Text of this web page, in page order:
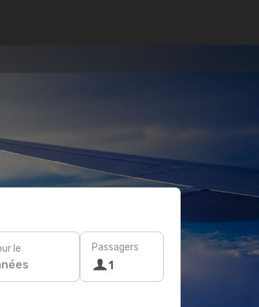
le Passagers
1